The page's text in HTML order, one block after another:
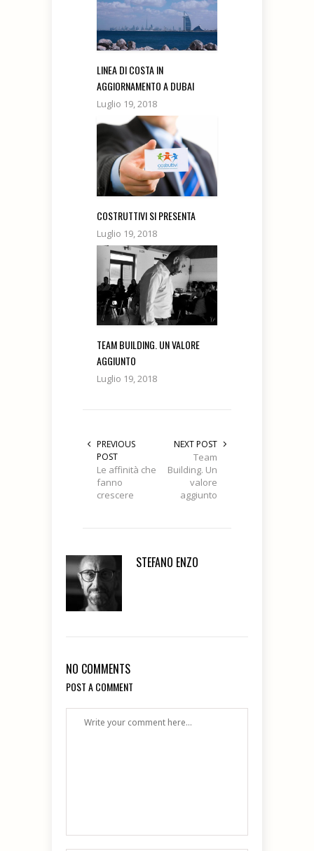
LINEA DI COSTA IN
AGGIORNAMENTO A DUBAI
Luglio 19, 2018
COSTRUTTIVI SI PRESENTA
Luglio 19, 2018
TEAM BUILDING. UN VALORE
AGGIUNTO
Luglio 19, 2018
PREVIOUS
POST
Le affinità che
fanno
crescere
NEXT POST
Team
Building. Un
valore
aggiunto
STEFANO ENZO
NO COMMENTS
POST A COMMENT